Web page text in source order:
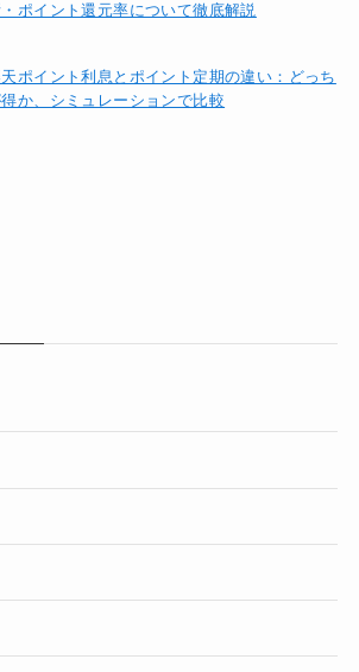
ポイント還元率について徹底解説
ポイント利息とポイント定期の違い：どっち
か、シミュレーションで比較